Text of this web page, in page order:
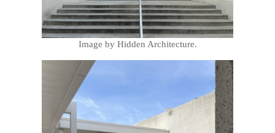
Image by Hidden Architecture.